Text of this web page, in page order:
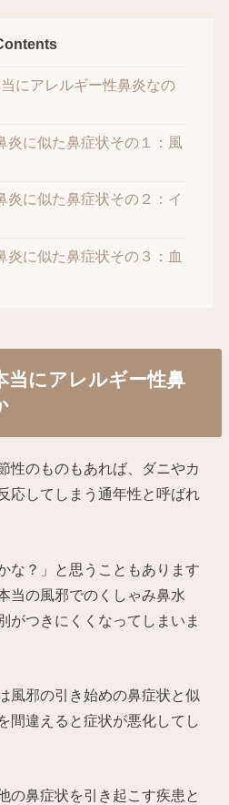
にアレルギー性鼻炎なの
炎に似た鼻症状その１：風
炎に似た鼻症状その２：イ
炎に似た鼻症状その３：血
当にアレルギー性鼻
性のものもあれば、ダニやカ
応してしまう通年性と呼ばれ
な？」と思うこともあります
当の風邪でのくしゃみ鼻水
がつきにくくなってしまいま
風邪の引き始めの鼻症状と似
間違えると症状が悪化してし
の鼻症状を引き起こす疾患と